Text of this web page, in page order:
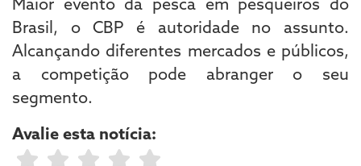
Brasil, o CBP é autoridade no assunto.
Alcançando diferentes mercados e públicos,
a competição pode abranger o seu
segmento.
Avalie esta notícia: